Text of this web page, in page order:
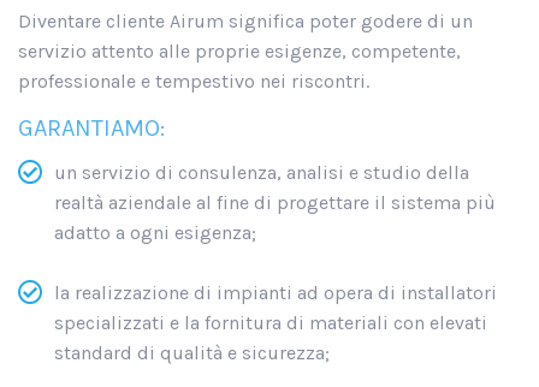
Diventare cliente Airum significa poter godere di un
servizio attento alle proprie esigenze, competente,
professionale e tempestivo nei riscontri.
GARANTIAMO:
un servizio di consulenza, analisi e studio della
realtà aziendale al fine di progettare il sistema più
adatto a ogni esigenza;
la realizzazione di impianti ad opera di installatori
specializzati e la fornitura di materiali con elevati
standard di qualità e sicurezza;